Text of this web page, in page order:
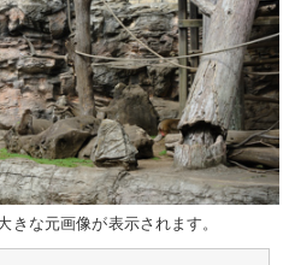
な元画像が表示されます。